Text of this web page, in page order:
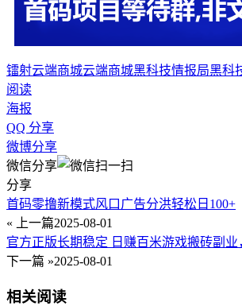
镭射云端商城云端商城黑科技情报局黑科
阅读
海报
QQ 分享
微博分享
微信分享
分享
首码零撸新模式风口广告分洪轻松日100+
« 上一篇2025-08-01
官方正版长期稳定 日赚百米游戏搬砖副业
下一篇 »2025-08-01
相关阅读